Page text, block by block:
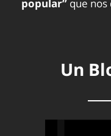
popular” que nos
Un